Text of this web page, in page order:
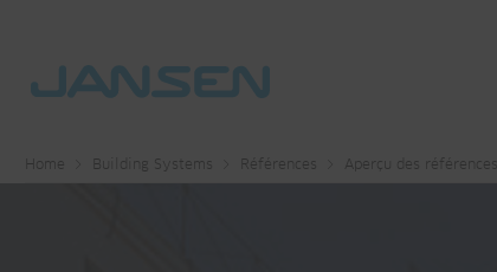
Home Building Systems Références Aperçu des références